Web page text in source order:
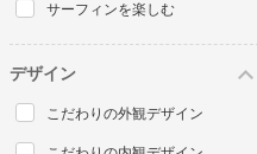
サーフィンを楽しむ
デザイン
こだわりの外観デザイン